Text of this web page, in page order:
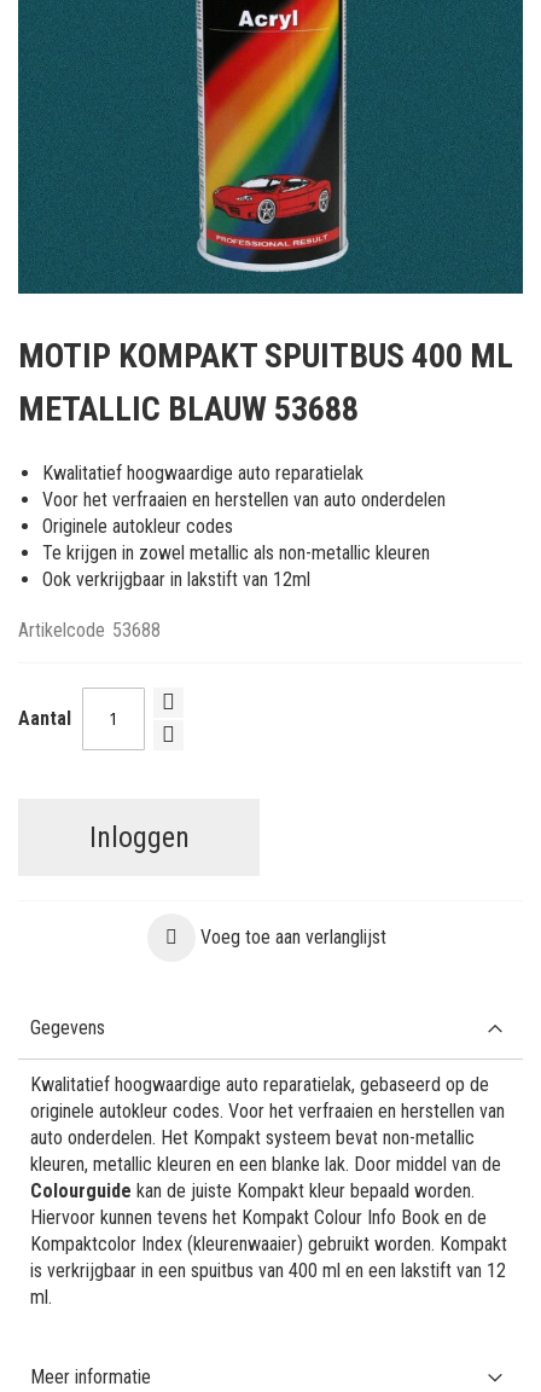
het
van
afbeeldingen-
gallerij
MOTIP KOMPAKT SPUITBUS 400 ML
METALLIC BLAUW 53688
Kwalitatief hoogwaardige auto reparatielak
Voor het verfraaien en herstellen van auto onderdelen
Originele autokleur codes
Te krijgen in zowel metallic als non-metallic kleuren
Ook verkrijgbaar in lakstift van 12ml
Artikelcode 53688
Aantal
Inloggen
Voeg toe aan verlanglijst
Gegevens
Kwalitatief hoogwaardige auto reparatielak, gebaseerd op de
originele autokleur codes. Voor het verfraaien en herstellen van
auto onderdelen. Het Kompakt systeem bevat non-metallic
kleuren, metallic kleuren en een blanke lak. Door middel van de
Colourguide kan de juiste Kompakt kleur bepaald worden.
Hiervoor kunnen tevens het Kompakt Colour Info Book en de
Kompaktcolor Index (kleurenwaaier) gebruikt worden. Kompakt
is verkrijgbaar in een spuitbus van 400 ml en een lakstift van 12
ml.
Meer informatie